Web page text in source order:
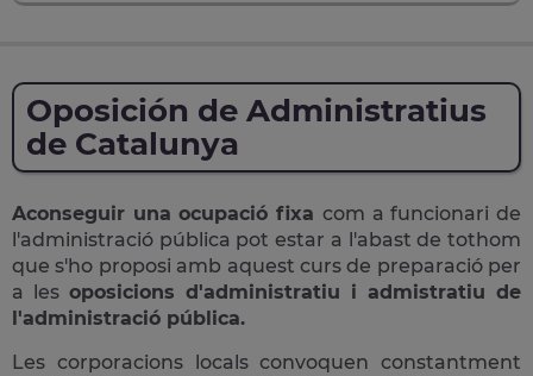
Oposición de Administratius
de Catalunya
Aconseguir una ocupació fixa com a funcionari de
l'administració pública pot estar a l'abast de tothom
que s'ho proposi amb aquest curs de preparació per
a les oposicions d'administratiu i admistratiu de
l'administració pública.
Les corporacions locals convoquen constantment